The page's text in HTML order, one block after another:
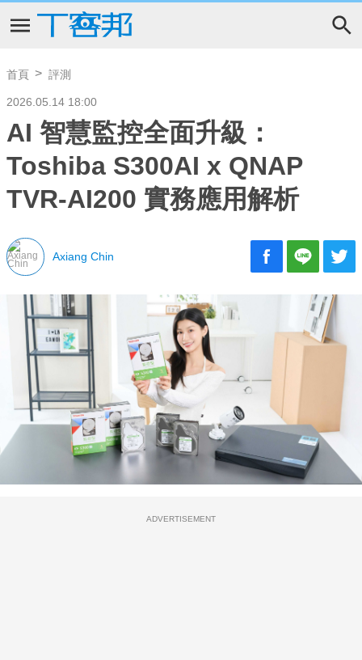
首頁 評測
2026.05.14 18:00
AI 智慧監控全⾯升級：
Toshiba S300AI x QNAP
TVR-AI200 實務應⽤解析
Axiang Chin
ADVERTISEMENT